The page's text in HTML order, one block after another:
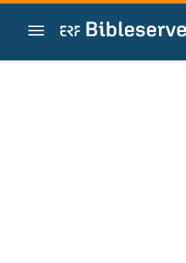
Zum Inhalt springen